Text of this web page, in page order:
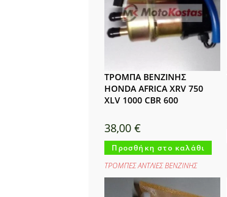
ΤΡΟΜΠΑ ΒΕΝΖΙΝΗΣ
HONDA AFRICA XRV 750
XLV 1000 CBR 600
38,00€
Προσθήκη στο καλάθι
ΤΡΟΜΠΕΣ ΑΝΤΛΙΕΣ ΒΕΝΖΙΝΗΣ